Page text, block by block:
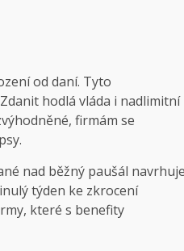
od daní. Tyto
hodlá vláda i nadlimitní
firmám se
nad běžný paušál navrhuje
týden ke zkrocení
které s benefity